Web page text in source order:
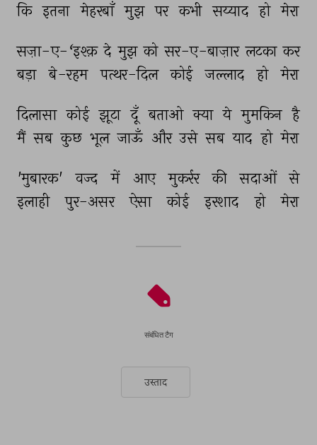
कि इतना मेहरबाँ मुझ पर कभी सय्याद हो मेरा
सज़ा-ए-‘इश्क़ दे मुझ को सर-ए-बाज़ार लटका कर
बड़ा
बे-रहम पत्थर-दिल कोई जल्लाद हो मेरा
दिलासा कोई झूटा दूँ बताओ क्या ये मुमकिन है
मैं सब कुछ भूल जाऊँ और उसे सब याद हो मेरा
'मुबारक' वज्द में आए मुकर्रर की सदाओं
से
इलाही
पुर-असर ऐसा कोई इरशाद हो मेरा
संबंधित टैग
उस्ताद